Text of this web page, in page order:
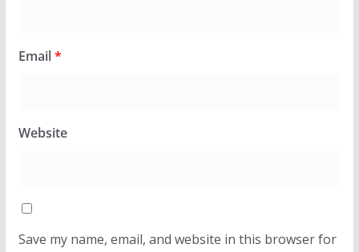
Email*
Website
Save my name, email, and website in this browser for